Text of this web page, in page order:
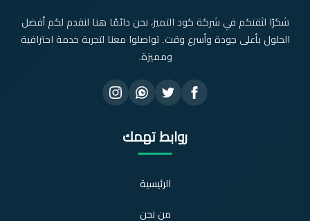
شكرًا لثقتكم في شركة كود التميز، نحن دائمًا هنا لنقدم لكم أفضل
الحلول بأعلى جودة وأسرع وقت. تواصلوا معنا لتجربة خدمة احترافية
ومميزة.
روابط تهمك
الرئيسية
من نحن